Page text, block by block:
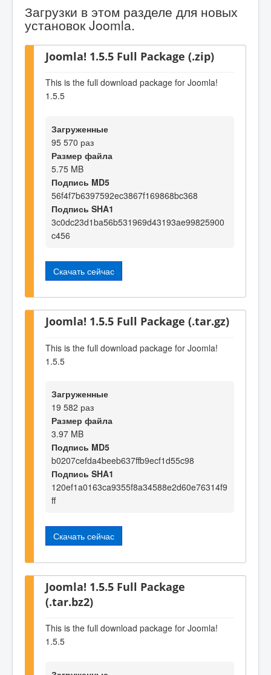
Загрузки в этом разделе для новых
установок Joomla.
Joomla! 1.5.5 Full Package (.zip)
This is the full download package for Joomla!
1.5.5
Загруженные
95 570 раз
Размер файла
5.75 MB
Подпись MD5
56f4f7b6397592ec3867f169868bc368
Подпись SHA1
3c0dc23d1ba56b531969d43193ae99825900
c456
Скачать сейчас
Joomla! 1.5.5 Full Package (.tar.gz)
This is the full download package for Joomla!
1.5.5
Загруженные
19 582 раз
Размер файла
3.97 MB
Подпись MD5
b0207cefda4beeb637ffb9ecf1d55c98
Подпись SHA1
120ef1a0163ca9355f8a34588e2d60e76314f9
ff
Скачать сейчас
Joomla! 1.5.5 Full Package
(.tar.bz2)
This is the full download package for Joomla!
1.5.5